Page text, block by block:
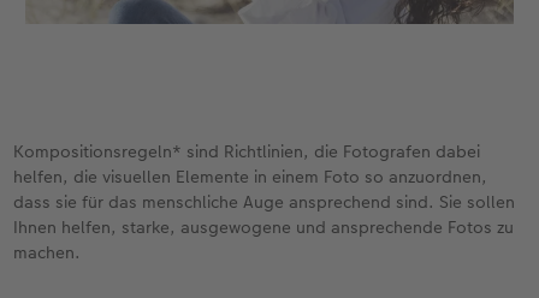
Kompositionsregeln* sind Richtlinien, die Fotografen dabei
helfen, die visuellen Elemente in einem Foto so anzuordnen,
dass sie für das menschliche Auge ansprechend sind. Sie sollen
Ihnen helfen, starke, ausgewogene und ansprechende Fotos zu
machen.